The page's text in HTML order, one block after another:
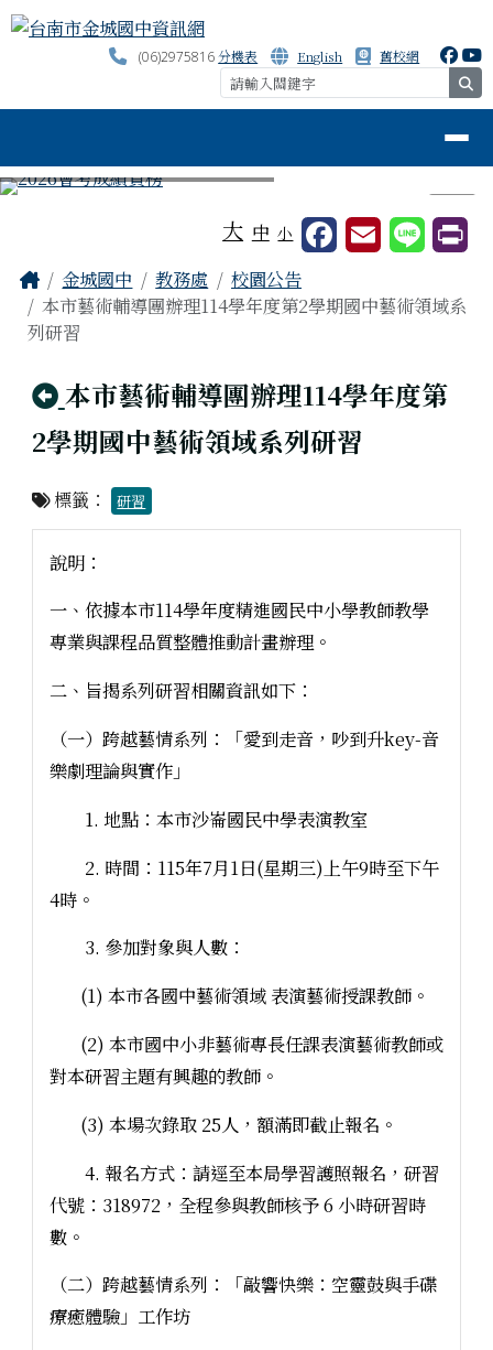
跳至主內容區
台南市金城國中資訊網
(06)2975816分機表 English 舊校網
⏸
大 中 小
主內容區域
Home
金城國中 教務處
校園公告
本市藝術輔導團辦理114學年度第2學期國中藝術領域系
列研習
回上頁
本市藝術輔導團辦理114學年度第
2學期國中藝術領域系列研習
標籤： 研習
說明：
一、依據本市114學年度精進國民中小學教師教學
專業與課程品質整體推動計畫辦理。
二、旨揭系列研習相關資訊如下：
（一）跨越藝情系列：「愛到走音，吵到升key-音
樂劇理論與實作」
1. 地點：本市沙崙國民中學表演教室
2. 時間：115年7月1日(星期三)上午9時至下午
4時。
3. 參加對象與人數：
(1) 本市各國中藝術領域 表演藝術授課教師。
(2) 本市國中小非藝術專長任課表演藝術教師或
對本研習主題有興趣的教師。
(3) 本場次錄取 25人，額滿即截止報名。
4. 報名方式：請逕至本局學習護照報名，研習
代號：318972，全程參與教師核予 6 小時研習時
數。
（二）跨越藝情系列：「敲響快樂：空靈鼓與手碟
療癒體驗」工作坊
頁尾區域